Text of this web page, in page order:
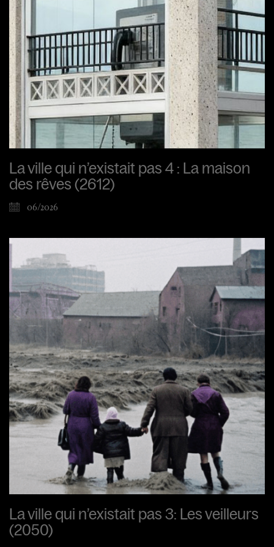
La ville qui n’existait pas 4 : La maison
des rêves (2612)
06/2026
La ville qui n’existait pas 3: Les veilleurs
(2050)